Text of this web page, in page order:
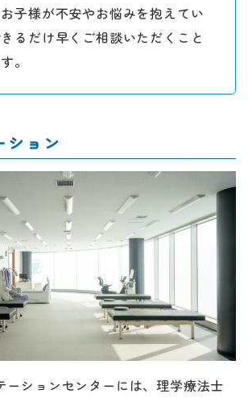
子様が不安やお悩みを抱えてい
るだけ早くご相談いただくこと
。
ション
ーションセンターには、理学療法士